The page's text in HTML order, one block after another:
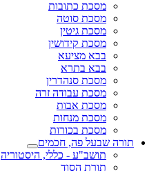
מסכת כתובות
מסכת סוטה
מסכת גיטין
מסכת קידושין
בבא מציעא
בבא בתרא
מסכת סנהדרין
מסכת עבודה זרה
מסכת אבות
מסכת מנחות
מסכת בכורות
תורה שבעל פה, חכמים
תושב"ע - כללי, היסטוריה
תורת הסוד